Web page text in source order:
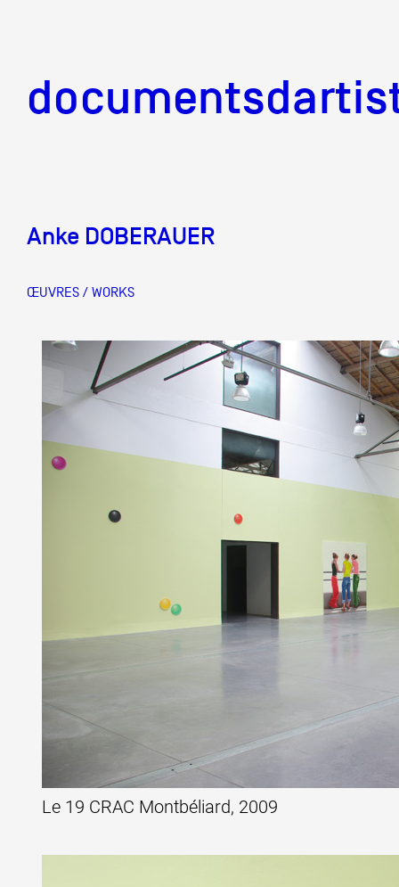
Équipe
Partenaires
Crédits
Actions
Documentation
Visites d'ateliers
Production vidéo
Formation
Anke DOBERAUER
ŒUVRES / WORKS
Le 19 CRAC Montbéliard, 2009